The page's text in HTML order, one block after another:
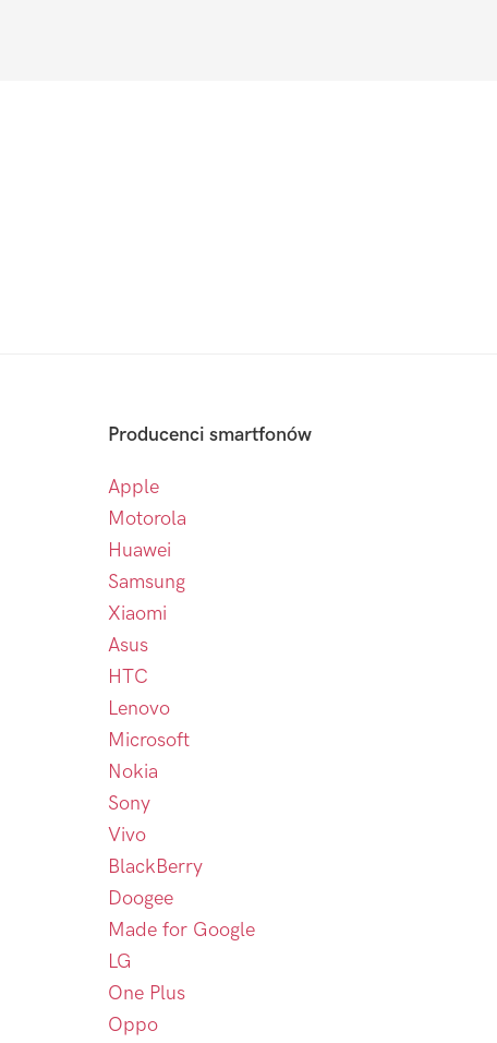
Producenci smartfonów
Apple
Motorola
Huawei
Samsung
Xiaomi
Asus
HTC
Lenovo
Microsoft
Nokia
Sony
Vivo
BlackBerry
Doogee
Made for Google
LG
One Plus
Oppo